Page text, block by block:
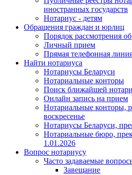
иностранных государств
Нотариус - детям
Обращения граждан и юрлиц
Порядок рассмотрения
Личный прием
Прямая телефонная
Найти нотариуса
Нотариусы Беларуси
Нотариальные конторы
Поиск ближайшей
Онлайн запись на прием
Нотариальные конторы,
воскресенье
Нотариусы Беларуси,
Нотариальные бюро,
1.01.2026
Вопрос нотариусу
Часто задаваемые
Завещание